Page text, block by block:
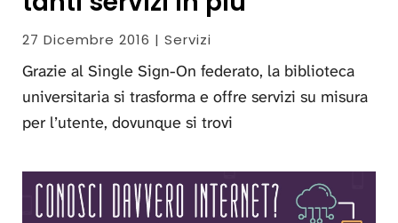
27 Dicembre 2016 | Servizi
Grazie al Single Sign-On federato, la biblioteca
universitaria si trasforma e offre servizi su misura
per l’utente, dovunque si trovi